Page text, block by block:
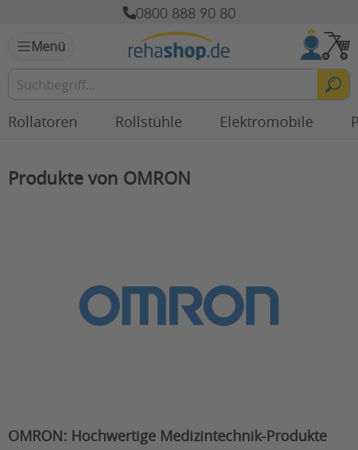
0800 888 90 80
Menü
Rollatoren Rollstühle Elektromobile
Produkte von OMRON
OMRON: Hochwertige Medizintechnik-Produkte